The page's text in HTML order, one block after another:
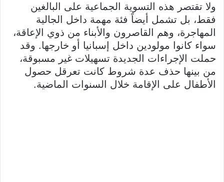
ولا تقتصر هذه التسوية الجماعية على البالغين
فقط، بل تشمل أيضاً فئة مهمة داخل الجالية
المهاجرة، وهم القاصرون والأبناء من ذوي الإعاقة،
سواء كانوا مولودين داخل إسبانيا أو خارجها. وقد
حملت الإجراءات الجديدة تسهيلات غير مسبوقة،
من بينها حذف عدة شروط كانت تعرقل حصول
الأطفال على الإقامة خلال السنوات الماضية.